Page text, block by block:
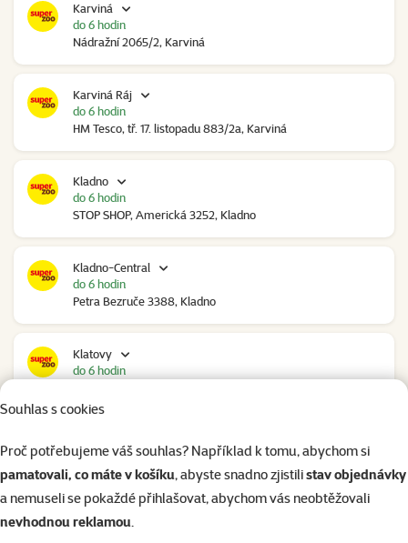
Souhlas s cookies
Proč potřebujeme váš souhlas? Například k tomu, abychom si
pamatovali, co máte v košíku, abyste snadno zjistilistav objednávky
a nemuseli se pokaždé přihlašovat, abychom vás neobtěžovali
nevhodnou reklamou.
Karviná
Nádražní 2065/2, Karviná
do 6 hodin
Karviná Ráj
HM Tesco, tř. 17. listopadu 883/2a, Karviná
do 6 hodin
Kladno
STOP SHOP, Americká 3252, Kladno
do 6 hodin
Kladno-Central
Petra Bezruče 3388, Kladno
do 6 hodin
Klatovy
do 6 hodin
Polepská 979, Kolín
do 5 hodin
Kolín Ovčáry